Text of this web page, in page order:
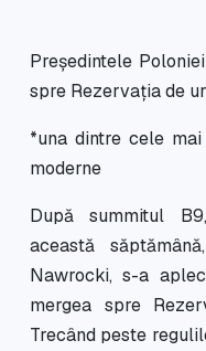
Preşedintele
spre Rezervația de
*una dintre cele
moderne
După summitul
această
Nawrocki, s-a
mergea spre
Trecând peste